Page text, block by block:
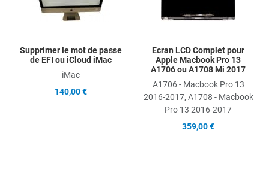
Quick View
Supprimer le mot de passe
de EFI ou iCloud iMac
iMac
140,00 €
Ecran LCD Complet pour
Apple Macbook Pro 13
A1706 ou A1708 Mi 2017
A1706 - Macbook Pro 13
2016-2017, A1708 - Macbook
Pro 13 2016-2017
359,00 €